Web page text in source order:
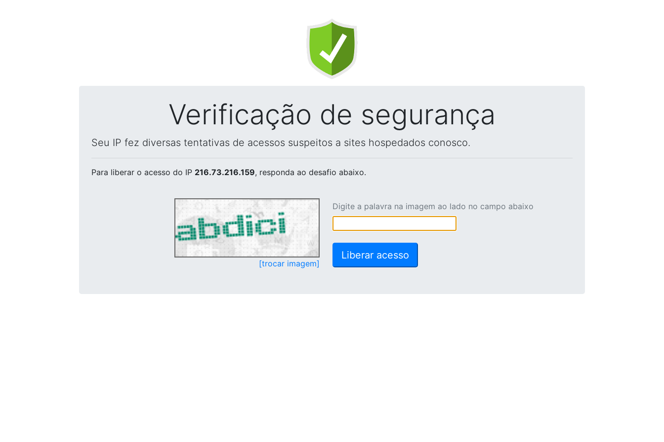
Verificação de segurança
Seu IP fez diversas tentativas de acessos suspeitos a sites hospedados conosco.
Para liberar o acesso do IP 216.73.216.159, responda ao desafio abaixo.
[trocar imagem]
Digite a palavra na imagem ao lado no campo abaixo